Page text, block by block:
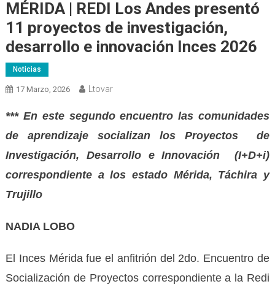
MÉRIDA | REDI Los Andes presentó
11 proyectos de investigación,
desarrollo e innovación Inces 2026
Noticias
17 Marzo, 2026 Ltovar
*** En este segundo encuentro las comunidades
de aprendizaje socializan los Proyectos de
Investigación, Desarrollo e Innovación (I+D+i)
correspondiente a los estado Mérida, Táchira y
Trujillo
NADIA LOBO
El Inces Mérida fue el anfitrión del 2do. Encuentro de
Socialización de Proyectos correspondiente a la Redi